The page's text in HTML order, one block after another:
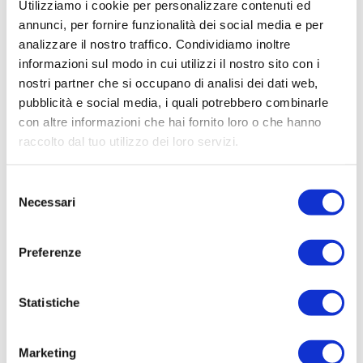
Utilizziamo i cookie per personalizzare contenuti ed
annunci, per fornire funzionalità dei social media e per
analizzare il nostro traffico. Condividiamo inoltre
informazioni sul modo in cui utilizzi il nostro sito con i
nostri partner che si occupano di analisi dei dati web,
pubblicità e social media, i quali potrebbero combinarle
con altre informazioni che hai fornito loro o che hanno
raccolto dal tuo utilizzo dei loro servizi.
delNecessari
Preferenze
Statistiche
Marketing
07 Apr 2015
Affumicare facile
In